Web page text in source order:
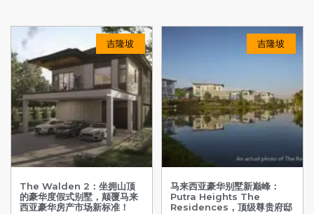
吉隆坡
The Walden 2：坐拥山顶
的豪华度假式别墅，颠覆马来
西亚豪华房产市场新标准！
吉隆坡
马来西亚豪华别墅新巅峰：
Putra Heights The
Residences，顶级尊贵府邸